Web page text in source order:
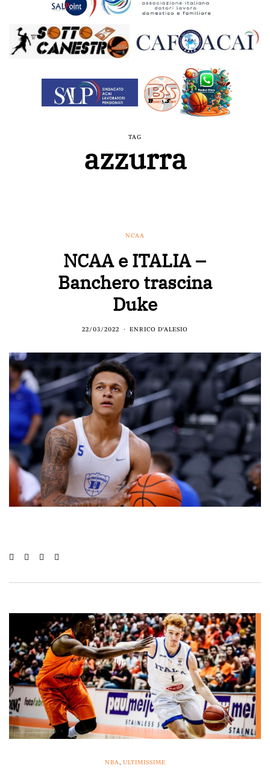
TAG
azzurra
NCAA
NCAA e ITALIA –
Banchero trascina
Duke
22/03/2022 ENRICO D'ALESIO
NBA, ULTIMISSIME